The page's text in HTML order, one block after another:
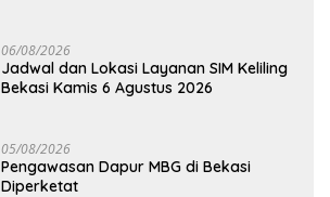
06/08/2026
Jadwal dan Lokasi Layanan SIM Keliling
Bekasi Kamis 6 Agustus 2026
05/08/2026
Pengawasan Dapur MBG di Bekasi
Diperketat